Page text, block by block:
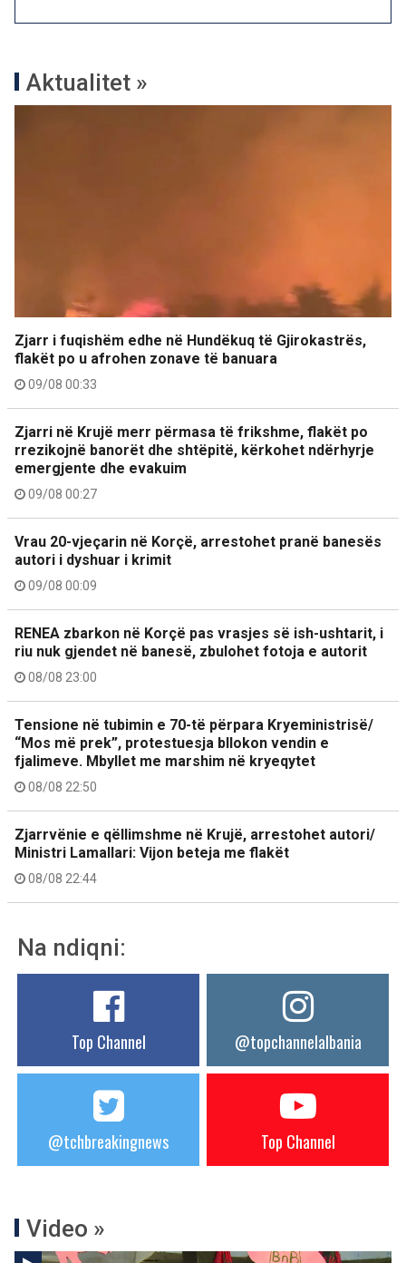
Aktualitet »
Zjarr i fuqishëm edhe në Hundëkuq të Gjirokastrës,
flakët po u afrohen zonave të banuara
09/08 00:33
Zjarri në Krujë merr përmasa të frikshme, flakët po
rrezikojnë banorët dhe shtëpitë, kërkohet ndërhyrje
emergjente dhe evakuim
09/08 00:27
Vrau 20-vjeçarin në Korçë, arrestohet pranë banesës
autori i dyshuar i krimit
09/08 00:09
RENEA zbarkon në Korçë pas vrasjes së ish-ushtarit, i
riu nuk gjendet në banesë, zbulohet fotoja e autorit
08/08 23:00
Tensione në tubimin e 70-të përpara Kryeministrisë/
“Mos më prek”, protestuesja bllokon vendin e
fjalimeve. Mbyllet me marshim në kryeqytet
08/08 22:50
Zjarrvënie e qëllimshme në Krujë, arrestohet autori/
Ministri Lamallari: Vijon beteja me flakët
08/08 22:44
Na ndiqni:
Top Channel @topchannelalbania
@tchbreakingnews Top Channel
Video »